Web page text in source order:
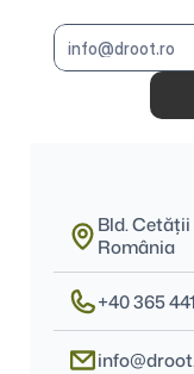
Bld. Cetății
România
+40 365